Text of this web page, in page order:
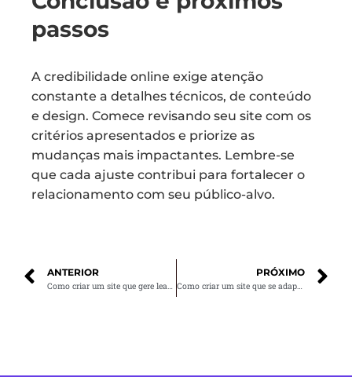
passos
A credibilidade online exige atenção
constante a detalhes técnicos, de conteúdo
e design. Comece revisando seu site com os
critérios apresentados e priorize as
mudanças mais impactantes. Lembre-se
que cada ajuste contribui para fortalecer o
relacionamento com seu público-alvo.
ANTERIOR PRÓXIMO
Como criar um site que se adapta ao seu nicho de mercado